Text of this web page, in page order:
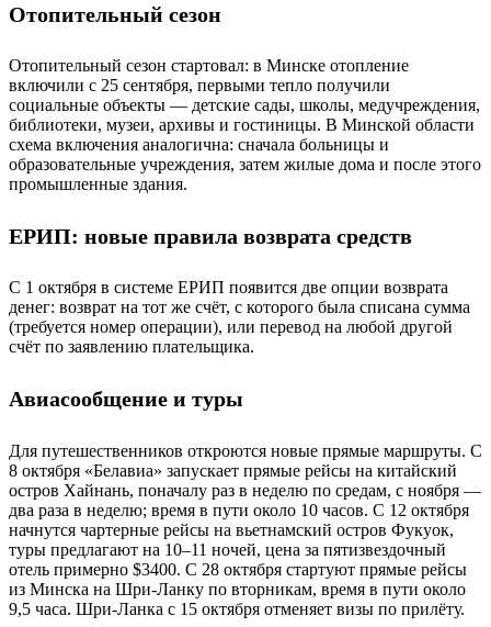
Отопительный сезон
Отопительный сезон стартовал: в Минске отопление
включили с 25 сентября, первыми тепло получили
социальные объекты — детские сады, школы, медучреждения,
библиотеки, музеи, архивы и гостиницы. В Минской области
схема включения аналогична: сначала больницы и
образовательные учреждения, затем жилые дома и после этого
промышленные здания.
ЕРИП: новые правила возврата средств
С 1 октября в системе ЕРИП появится две опции возврата
денег: возврат на тот же счёт, с которого была списана сумма
(требуется номер операции), или перевод на любой другой
счёт по заявлению плательщика.
Авиасообщение и туры
Для путешественников откроются новые прямые маршруты. С
8 октября «Белавиа» запускает прямые рейсы на китайский
остров Хайнань, поначалу раз в неделю по средам, с ноября —
два раза в неделю; время в пути около 10 часов. С 12 октября
начнутся чартерные рейсы на вьетнамский остров Фукуок,
туры предлагают на 10–11 ночей, цена за пятизвездочный
отель примерно $3400. С 28 октября стартуют прямые рейсы
из Минска на Шри‑Ланку по вторникам, время в пути около
9,5 часа. Шри‑Ланка с 15 октября отменяет визы по прилёту.